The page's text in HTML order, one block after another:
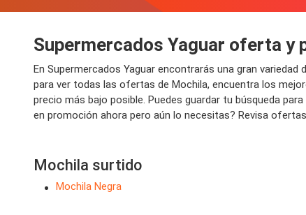
Supermercados Yaguar oferta y
En Supermercados Yaguar encontrarás una gran variedad
para ver todas las ofertas de Mochila, encuentra los
precio más bajo posible. Puedes guardar tu búsqueda
en promoción ahora pero aún lo necesitas? Revisa
Mochila surtido
Mochila Negra